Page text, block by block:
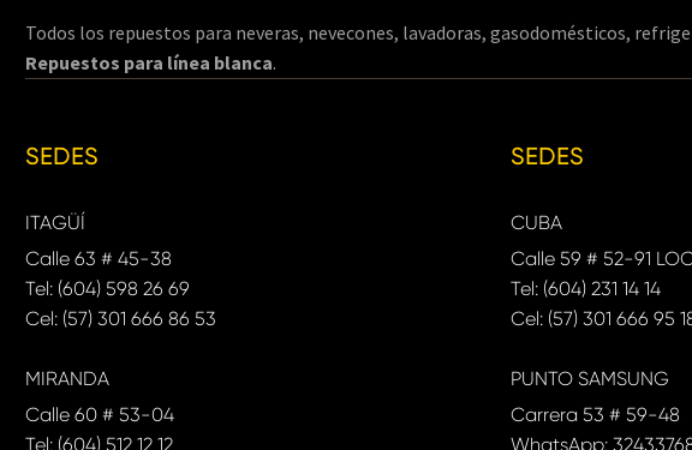
Todos los repuestos para neveras, nevecones, lavadoras, gasodomésticos,
Repuestos para línea blanca.
SEDES
ITAGÜÍ
Calle 63 # 45-38
Tel: (604) 598 26 69
Cel: (57) 301 666 86 53
MIRANDA
Calle 60 # 53-04
Tel: (604) 512 12 12
SEDES
CUBA
Calle 59 # 52-91
Tel: (604) 231 14 14
Cel: (57) 301 666 95
PUNTO SAMSUNG
Carrera 53 # 59-48
WhatsApp: